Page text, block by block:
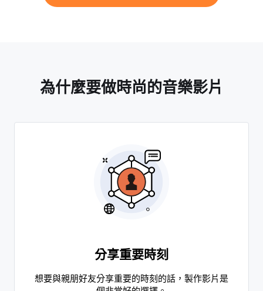
為什麼要做時尚的音樂影片
分享重要時刻
想要與親朋好友分享重要的時刻的話，製作影片是